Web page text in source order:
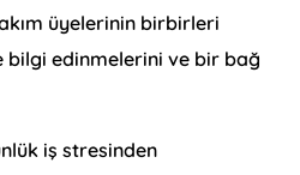
üyelerinin birbirleri
bilgi edinmelerini ve bir bağ
iş stresinden